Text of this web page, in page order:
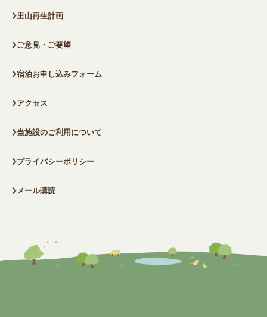
里山再生計画
ご意見・ご要望
宿泊お申し込みフォーム
アクセス
当施設のご利用について
プライバシーポリシー
メール購読